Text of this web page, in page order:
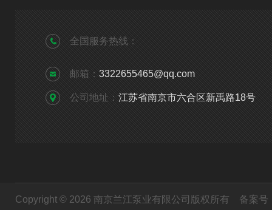
全国服务热线：
邮箱： 3322655465@qq.com
公司地址： 江苏省南京市六合区新禹路18号
Copyright © 2026 南京兰江泵业有限公司版权所有 备案号